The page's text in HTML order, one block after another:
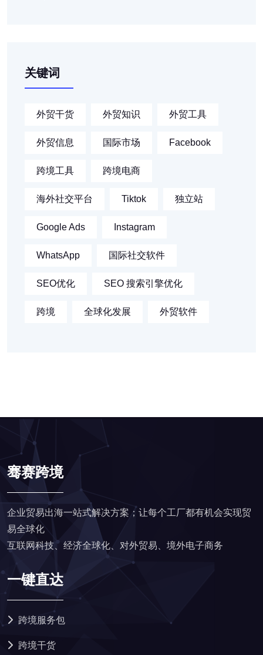
关键词
外贸干货 外贸知识 外贸工具
外贸信息 国际市场 Facebook
跨境工具 跨境电商
海外社交平台 Tiktok 独立站
Google Ads Instagram
WhatsApp 国际社交软件
SEO优化 SEO 搜索引擎优化
跨境 全球化发展 外贸软件
骞赛跨境
企业贸易出海一站式解决方案；让每个工厂都有机会实现贸
易全球化
互联网科技、经济全球化、对外贸易、境外电子商务
一键直达
跨境服务包
跨境干货